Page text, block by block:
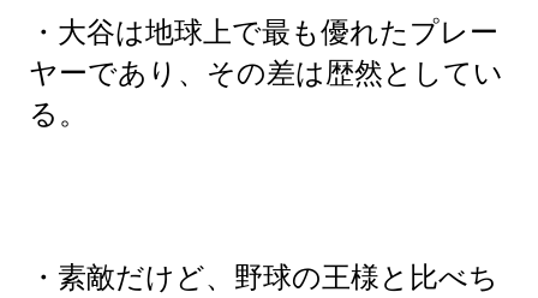
・大谷は地球上で最も優れたプレー
ヤーであり、その差は歴然としてい
る。
・素敵だけど、野球の王様と比べち